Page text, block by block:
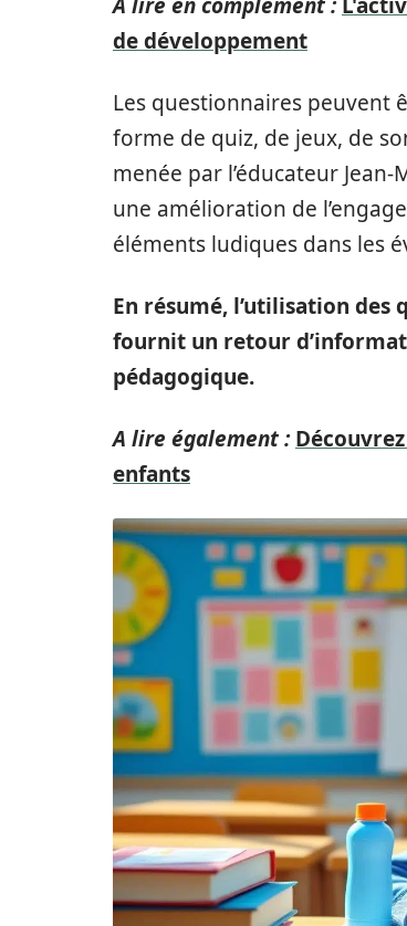
de développement
Les questionnaires peuvent
forme de quiz, de jeux, de
menée par l’éducateur
une amélioration de
éléments ludiques dans les
En résumé, l’utilisation des
fournit un retour
pédagogique.
A lire également :
enfants